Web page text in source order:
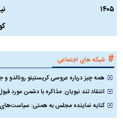
۱۴۰۵
# شبکه های اجتماعی
همه چیز درباره عروسی کریستینو رونالدو
انتقاد تند نبویان: مذاکره با دشمن مورد
کنایه نماینده مجلس به همتی: سیاست‌های